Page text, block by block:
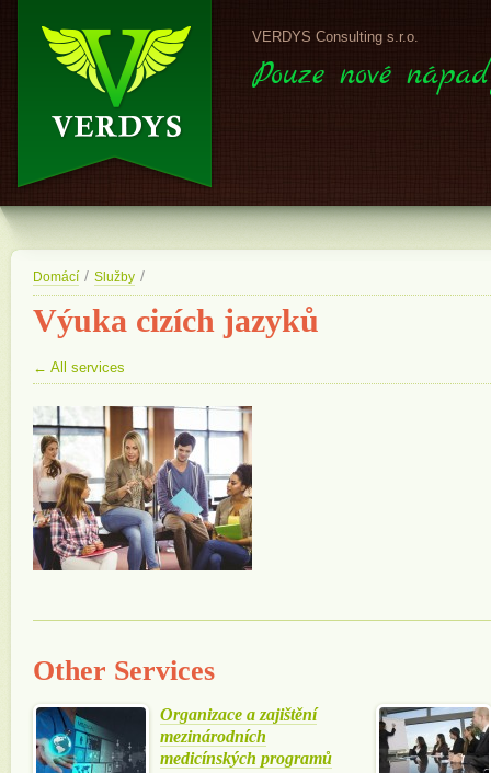
VERDYS Consulting s.r.o.
Pouze nové
Domácí / Služby /
Výuka cizích jazyků
← All services
Other Services
Organizace a zajištění
mezinárodních
medicínských programů